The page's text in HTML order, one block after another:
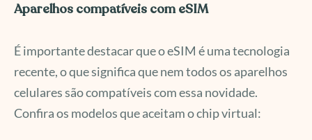
Aparelhos compatíveis com eSIM
É importante destacar que o eSIM é uma tecnologia
recente, o que significa que nem todos os aparelhos
celulares são compatíveis com essa novidade.
Confira os modelos que aceitam o chip virtual: